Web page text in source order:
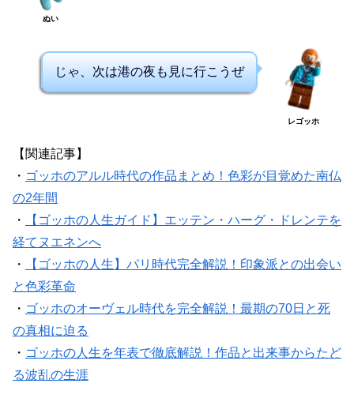
ぬい
じゃ、次は港の夜も見に行こうぜ
レゴッホ
【関連記事】
・ ゴッホのアルル時代の作品まとめ！色彩が目覚めた南仏
の2年間
・
【ゴッホの人生ガイド】エッテン・ハーグ・ドレンテを
経てヌエネンへ
・
【ゴッホの人生】パリ時代完全解説！印象派との出会い
と色彩革命
・ ゴッホのオーヴェル時代を完全解説！最期の70日と死
の真相に迫る
・ ゴッホの人生を年表で徹底解説！作品と出来事からたど
る波乱の生涯